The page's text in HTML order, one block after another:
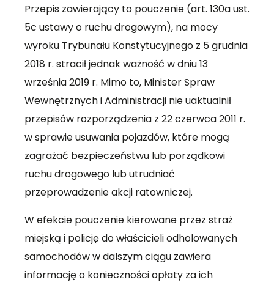
Przepis zawierający to pouczenie (art. 130a ust.
5c ustawy o ruchu drogowym), na mocy
wyroku Trybunału Konstytucyjnego z 5 grudnia
2018 r. stracił jednak ważność w dniu 13
września 2019 r. Mimo to, Minister Spraw
Wewnętrznych i Administracji nie uaktualnił
przepisów rozporządzenia z 22 czerwca 2011 r.
w sprawie usuwania pojazdów, które mogą
zagrażać bezpieczeństwu lub porządkowi
ruchu drogowego lub utrudniać
przeprowadzenie akcji ratowniczej.
W efekcie pouczenie kierowane przez straż
miejską i policję do właścicieli odholowanych
samochodów w dalszym ciągu zawiera
informację o konieczności opłaty za ich